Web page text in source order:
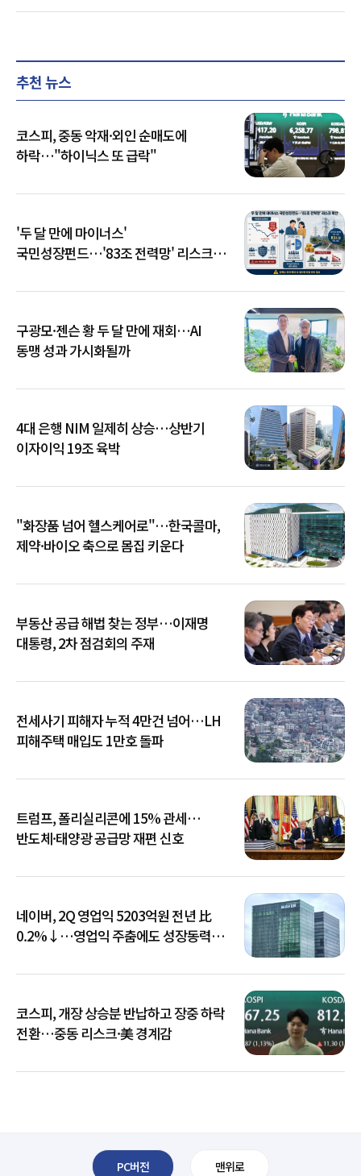
추천 뉴스
코스피, 중동 악재·외인 순매도에
하락…"하이닉스 또 급락"
'두 달 만에 마이너스'
국민성장펀드…'83조 전력망' 리스크
구광모·젠슨 황 두 달 만에 재회…AI
동맹 성과 가시화될까
4대 은행 NIM 일제히 상승…상반기
이자이익 19조 육박
"화장품 넘어 헬스케어로"…한국콜마,
제약·바이오 축으로 몸집 키운다
부동산 공급 해법 찾는 정부…이재명
대통령, 2차 점검회의 주재
전세사기 피해자 누적 4만건 넘어…LH
피해주택 매입도 1만호 돌파
트럼프, 폴리실리콘에 15% 관세…
반도체·태양광 공급망 재편 신호
네이버, 2Q 영업익 5203억원 전년 比
0.2%↓…영업익 주춤에도 성장동력
코스피, 개장 상승분 반납하고 장중 하락
전환…중동 리스크·美 경계감
PC버전 맨위로